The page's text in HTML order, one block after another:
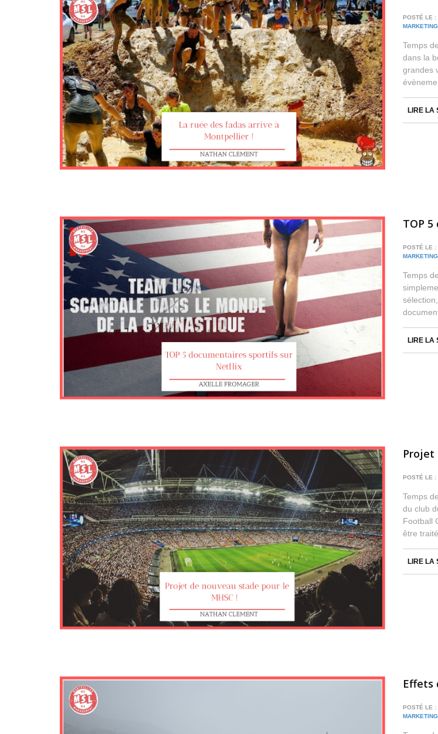
POSTÉ LE :
Temps
dans la
grandes
LIRE LA
TOP
POSTÉ LE :
Temps
LIRE LA
Projet
POSTÉ LE :
Temps
du club
Football
être
LIRE LA
Effets
POSTÉ LE :